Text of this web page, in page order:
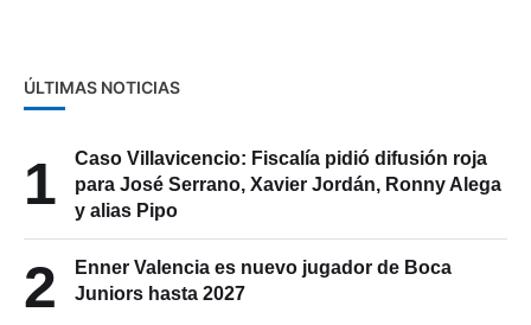
ÚLTIMAS NOTICIAS
1
Caso Villavicencio: Fiscalía pidió difusión roja
para José Serrano, Xavier Jordán, Ronny Alega
y alias Pipo
2
Enner Valencia es nuevo jugador de Boca
Juniors hasta 2027